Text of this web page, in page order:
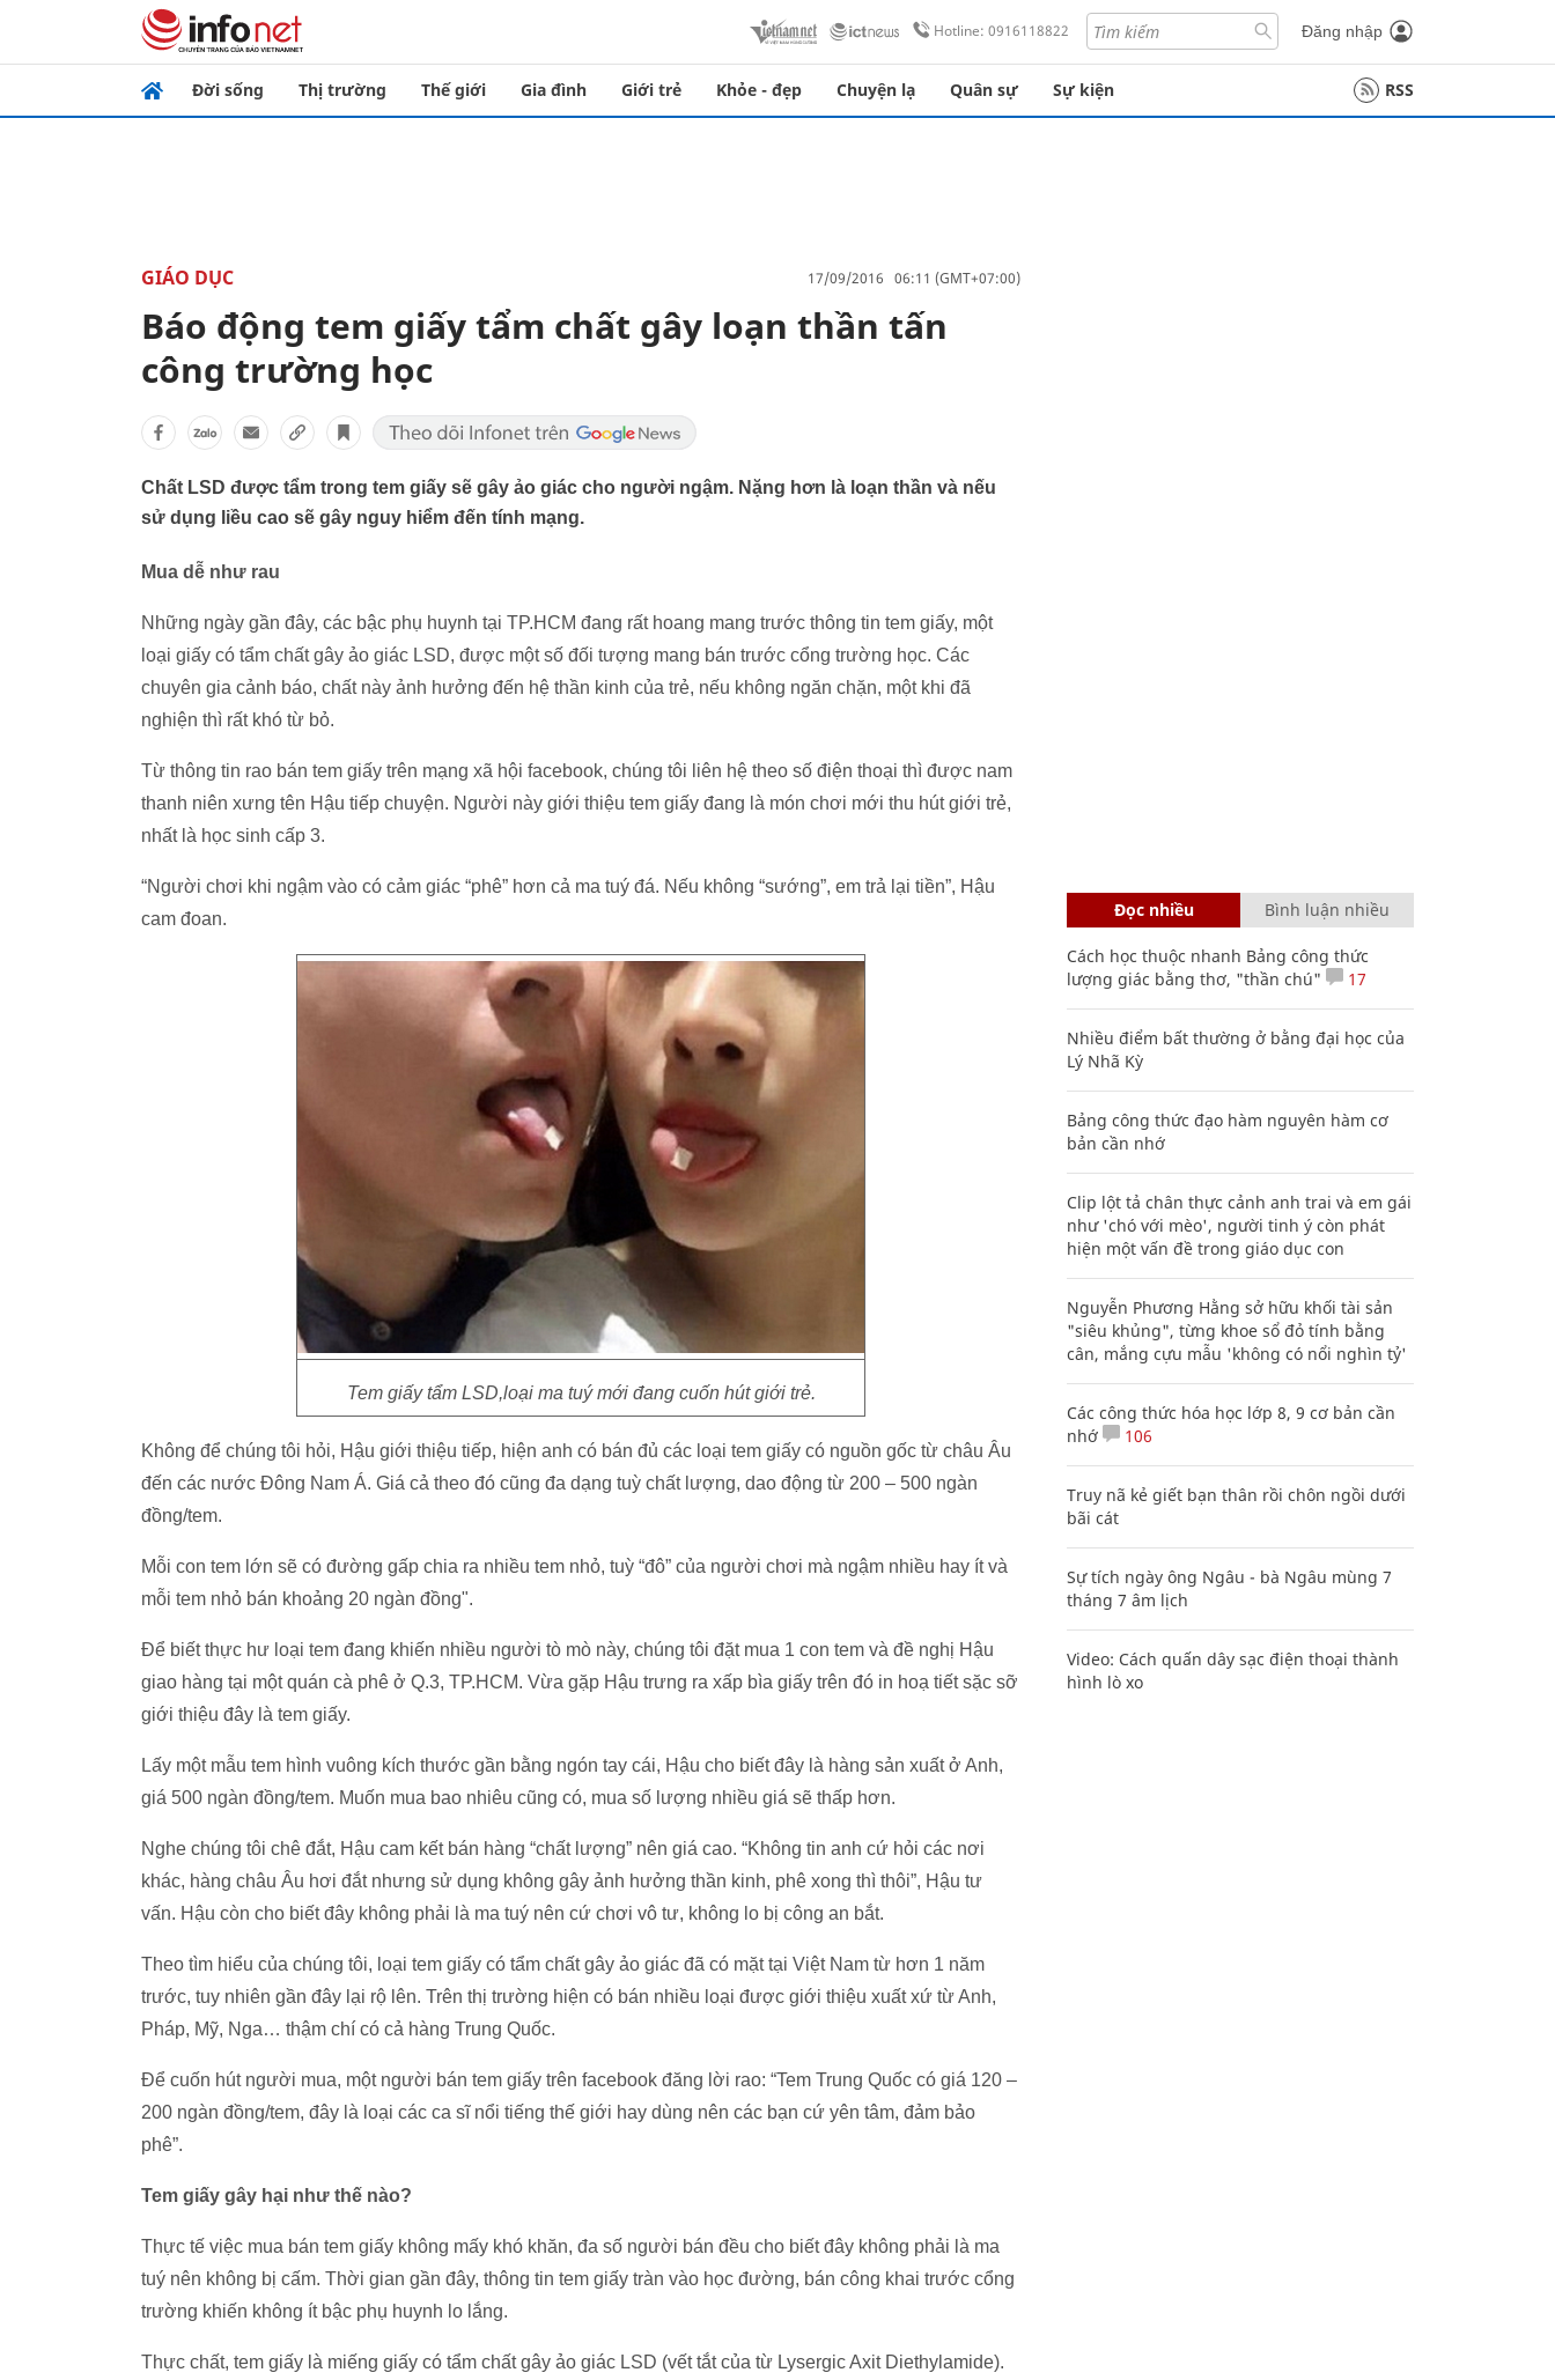
Hotline: 0916118822 Đăng nhập
Đời sống Thị trường Thế giới Gia đình Giới trẻ Khỏe - đẹp Chuyện lạ Quân sự Sự kiện RSS
GIÁO DỤC 17/09/2016 06:11 (GMT+07:00)
Báo động tem giấy tẩm chất gây loạn thần tấn
công trường học
Chất LSD được tẩm trong tem giấy sẽ gây ảo giác cho người ngậm. Nặng hơn là loạn thần và nếu
sử dụng liều cao sẽ gây nguy hiểm đến tính mạng.
Mua dễ như rau
Những ngày gần đây, các bậc phụ huynh tại TP.HCM đang rất hoang mang trước thông tin tem giấy, một
loại giấy có tẩm chất gây ảo giác LSD, được một số đối tượng mang bán trước cổng trường học. Các
chuyên gia cảnh báo, chất này ảnh hưởng đến hệ thần kinh của trẻ, nếu không ngăn chặn, một khi đã
nghiện thì rất khó từ bỏ.
Từ thông tin rao bán tem giấy trên mạng xã hội facebook, chúng tôi liên hệ theo số điện thoại thì được nam
thanh niên xưng tên Hậu tiếp chuyện. Người này giới thiệu tem giấy đang là món chơi mới thu hút giới trẻ,
nhất là học sinh cấp 3.
“Người chơi khi ngậm vào có cảm giác “phê” hơn cả ma tuý đá. Nếu không “sướng”, em trả lại tiền”, Hậu
cam đoan.
Tem giấy tẩm LSD,loại ma tuý mới đang cuốn hút giới trẻ.
Không để chúng tôi hỏi, Hậu giới thiệu tiếp, hiện anh có bán đủ các loại tem giấy có nguồn gốc từ châu Âu
đến các nước Đông Nam Á. Giá cả theo đó cũng đa dạng tuỳ chất lượng, dao động từ 200 – 500 ngàn
đồng/tem.
Mỗi con tem lớn sẽ có đường gấp chia ra nhiều tem nhỏ, tuỳ “đô” của người chơi mà ngậm nhiều hay ít và
mỗi tem nhỏ bán khoảng 20 ngàn đồng".
Để biết thực hư loại tem đang khiến nhiều người tò mò này, chúng tôi đặt mua 1 con tem và đề nghị Hậu
giao hàng tại một quán cà phê ở Q.3, TP.HCM. Vừa gặp Hậu trưng ra xấp bìa giấy trên đó in hoạ tiết sặc sỡ
giới thiệu đây là tem giấy.
Lấy một mẫu tem hình vuông kích thước gần bằng ngón tay cái, Hậu cho biết đây là hàng sản xuất ở Anh,
giá 500 ngàn đồng/tem. Muốn mua bao nhiêu cũng có, mua số lượng nhiều giá sẽ thấp hơn.
Nghe chúng tôi chê đắt, Hậu cam kết bán hàng “chất lượng” nên giá cao. “Không tin anh cứ hỏi các nơi
khác, hàng châu Âu hơi đắt nhưng sử dụng không gây ảnh hưởng thần kinh, phê xong thì thôi”, Hậu tư
vấn. Hậu còn cho biết đây không phải là ma tuý nên cứ chơi vô tư, không lo bị công an bắt.
Theo tìm hiểu của chúng tôi, loại tem giấy có tẩm chất gây ảo giác đã có mặt tại Việt Nam từ hơn 1 năm
trước, tuy nhiên gần đây lại rộ lên. Trên thị trường hiện có bán nhiều loại được giới thiệu xuất xứ từ Anh,
Pháp, Mỹ, Nga… thậm chí có cả hàng Trung Quốc.
Để cuốn hút người mua, một người bán tem giấy trên facebook đăng lời rao: “Tem Trung Quốc có giá 120 –
200 ngàn đồng/tem, đây là loại các ca sĩ nổi tiếng thế giới hay dùng nên các bạn cứ yên tâm, đảm bảo
phê”.
Tem giấy gây hại như thế nào?
Thực tế việc mua bán tem giấy không mấy khó khăn, đa số người bán đều cho biết đây không phải là ma
tuý nên không bị cấm. Thời gian gần đây, thông tin tem giấy tràn vào học đường, bán công khai trước cổng
trường khiến không ít bậc phụ huynh lo lắng.
Thực chất, tem giấy là miếng giấy có tẩm chất gây ảo giác LSD (vết tắt của từ Lysergic Axit Diethylamide).
Đọc nhiều Bình luận nhiều
Cách học thuộc nhanh Bảng công thức
lượng giác bằng thơ, "thần chú"
17
Nhiều điểm bất thường ở bằng đại học của
Lý Nhã Kỳ
Bảng công thức đạo hàm nguyên hàm cơ
bản cần nhớ
Clip lột tả chân thực cảnh anh trai và em gái
như 'chó với mèo', người tinh ý còn phát
hiện một vấn đề trong giáo dục con
Nguyễn Phương Hằng sở hữu khối tài sản
"siêu khủng", từng khoe sổ đỏ tính bằng
cân, mắng cựu mẫu 'không có nổi nghìn tỷ'
Các công thức hóa học lớp 8, 9 cơ bản cần
nhớ
106
Truy nã kẻ giết bạn thân rồi chôn ngồi dưới
bãi cát
Sự tích ngày ông Ngâu - bà Ngâu mùng 7
tháng 7 âm lịch
Video: Cách quấn dây sạc điện thoại thành
hình lò xo